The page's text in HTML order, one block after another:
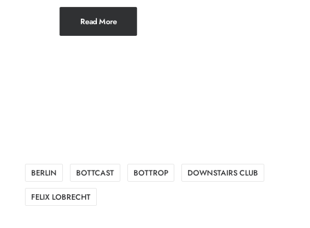
Read More
BERLIN BOTTCAST BOTTROP DOWNSTAIRS CLUB
FELIX LOBRECHT